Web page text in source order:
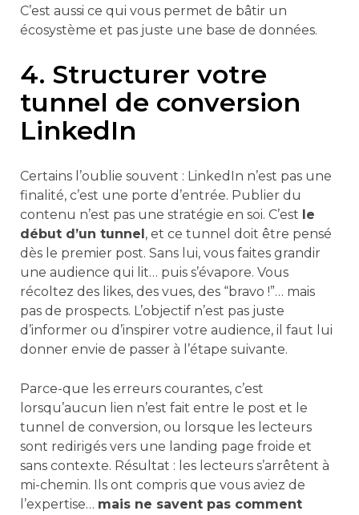
C’est aussi ce qui vous permet de bâtir un
écosystème et pas juste une base de données.
4. Structurer votre
tunnel de conversion
LinkedIn
Certains l’oublie souvent : LinkedIn n’est pas une
finalité, c’est une porte d’entrée. Publier du
contenu n’est pas une stratégie en soi. C’est le
début d’un tunnel, et ce tunnel doit être pensé
dès le premier post. Sans lui, vous faites grandir
une audience qui lit… puis s’évapore. Vous
récoltez des likes, des vues, des “bravo !”… mais
pas de prospects. L’objectif n’est pas juste
d’informer ou d’inspirer votre audience, il faut lui
donner envie de passer à l’étape suivante.
Parce-que les erreurs courantes, c’est
lorsqu’aucun lien n’est fait entre le post et le
tunnel de conversion, ou lorsque les lecteurs
sont redirigés vers une landing page froide et
sans contexte. Résultat : les lecteurs s’arrêtent à
mi-chemin. Ils ont compris que vous aviez de
l’expertise… mais ne savent pas comment